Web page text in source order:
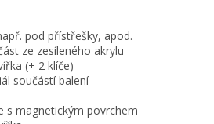
pod přístřešky, apod.
ze zesíleného akrylu
(+ 2 klíče)
součástí balení
s magnetickým povrchem